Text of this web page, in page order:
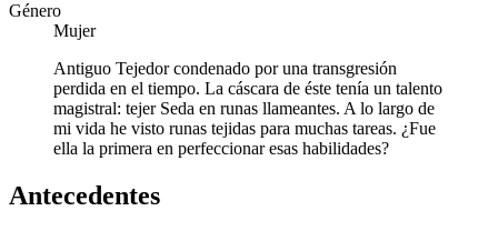
Género
Mujer
Antiguo Tejedor condenado por una transgresión
perdida en el tiempo. La cáscara de éste tenía un talento
magistral: tejer Seda en runas llameantes. A lo largo de
mi vida he visto runas tejidas para muchas tareas. ¿Fue
ella la primera en perfeccionar esas habilidades?
Antecedentes